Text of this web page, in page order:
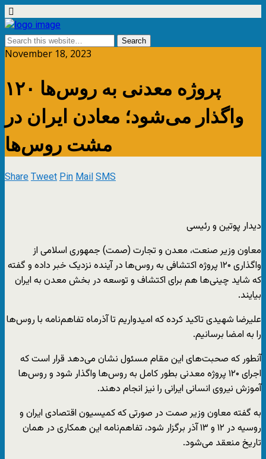
November 18, 2023
۱۲۰ پروژه معدنی به روس‌ها
واگذار می‌شود؛ معادن ایران در
مشت روس‌ها
ShareTweetPinMailSMS
دیدار پوتین و رئیسی
معاون وزیر صنعت، معدن و تجارت (صمت) جمهوری اسلامی از
واگذاری ۱۲۰ پروژه اکتشافی به روس‌ها در آینده نزدیک خبر داده و گفته
که شاید چینی‌ها هم برای اکتشاف و توسعه در بخش معدن به ایران
بیایند.
علیرضا شهیدی تاکید کرده که امیدواریم تا آذرماه تفاهم‌نامه با روس‌ها
را به امضا برسانیم.
آنطور که صحبت‌های این مقام مسئول نشان می‌دهد قرار است که
اجرای ۱۲۰ پروژه معدنی بطور کامل به روس‌ها واگذار شود و روس‌ها
آموزش نیروی انسانی ایرانی را نیز انجام دهند.
به گفته معاون وزیر صمت در صورتی که کمیسیون اقتصادی ایران و
روسیه در ۱۲ و ۱۳ آذر برگزار شود، تفاهم‌نامه این همکاری در همان
تاریخ منعقد می‌شود.